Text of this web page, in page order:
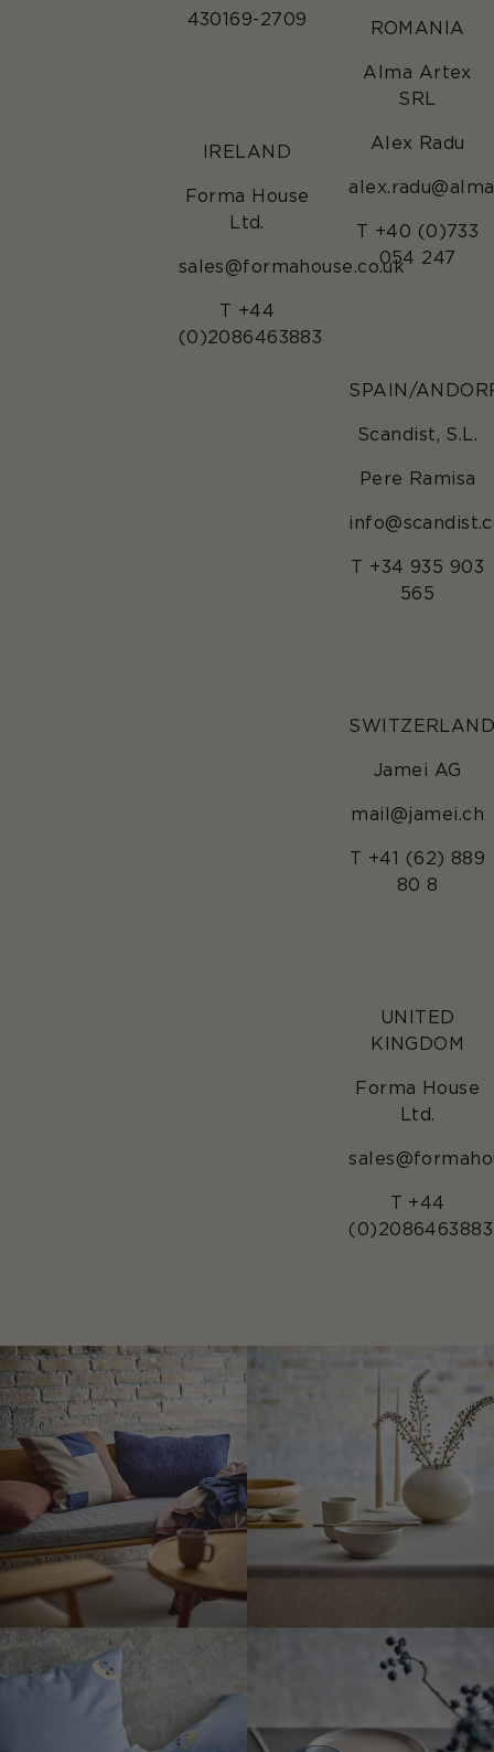
430169-2709
IRELAND
Forma House
Ltd.
sales@formahouse.co.uk
T +44
(0)2086463883
ROMANIA
Alma Artex
SRL
Alex Radu
T +40 (0)733
054 247
SPAIN/
Scandist, S.L.
Pere Ramisa
T +34 935 903
565
Jamei AG
mail@jamei.ch
T +41 (62) 889
80 8
UNITED
KINGDOM
Forma House
Ltd.
T +44
(0)2086463883